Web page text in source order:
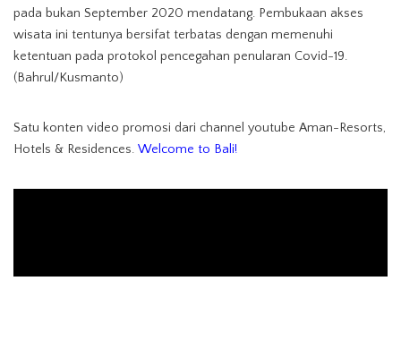
pada bukan September 2020 mendatang. Pembukaan akses
wisata ini tentunya bersifat terbatas dengan memenuhi
ketentuan pada protokol pencegahan penularan Covid-19.
(Bahrul/Kusmanto)
Satu konten video promosi dari channel youtube Aman-Resorts,
Hotels & Residences. Welcome to Bali!